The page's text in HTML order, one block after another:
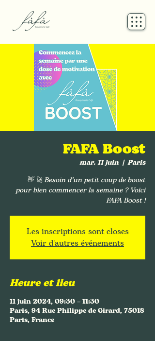
FAFA Boost
mar. 11 juin
  |
Paris
👋 🚀 Besoin d’un petit coup de boost
pour bien commencer la semaine ? Voici
FAFA Boost !
Les inscriptions sont closes
Voir d'autres événements
Heure et lieu
11 juin 2024, 09:30 – 11:30
Paris, 94 Rue Philippe de Girard, 75018
Paris, France